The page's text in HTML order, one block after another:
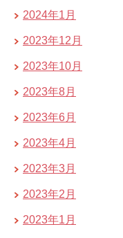
2024年1月
2023年12月
2023年10月
2023年8月
2023年6月
2023年4月
2023年3月
2023年2月
2023年1月